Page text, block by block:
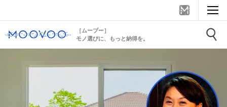
［ムーブー］
モノ選びに、もっと納得を。